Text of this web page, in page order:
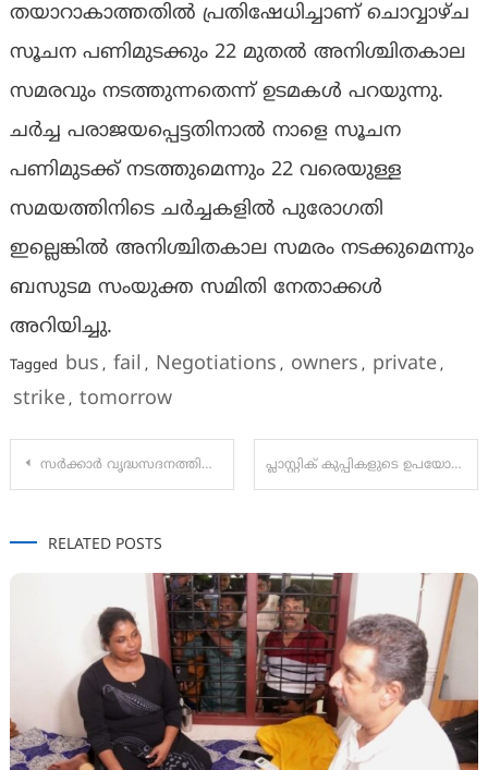
തയാറാകാത്തതിൽ പ്രതിഷേധിച്ചാണ് ചൊവ്വാഴ്ച
സൂചന പണിമുടക്കും 22 മുതൽ അനിശ്ചിതകാല
സമരവും നടത്തുന്നതെന്ന് ഉടമകൾ പറയുന്നു.
ചർച്ച പരാജയപ്പെട്ടതിനാൽ നാളെ സൂചന
പണിമുടക്ക് നടത്തുമെന്നും 22 വരെയുള്ള
സമയത്തിനിടെ ചർച്ചകളിൽ പുരോഗതി
ഇല്ലെങ്കിൽ അനിശ്ചിതകാല സമരം നടക്കുമെന്നും
ബസുടമ സംയുക്ത സമിതി നേതാക്കൾ
അറിയിച്ചു.
Tagged bus , fail , Negotiations , owners , private,
strike, tomorrow
Post
സർക്കാർ വൃദ്ധസദനത്തിൽ നിന്ന് പുതിയ ജീവിത പാതയിലേക്ക് പ്ലാസ്റ്റിക് കുപ്പികളുടെ ഉപയോഗം കുറക്കൂ…വരുന്നു സർക്കാരിൻ്റെ വാട്ടർ എടിഎം
RELATED POSTS